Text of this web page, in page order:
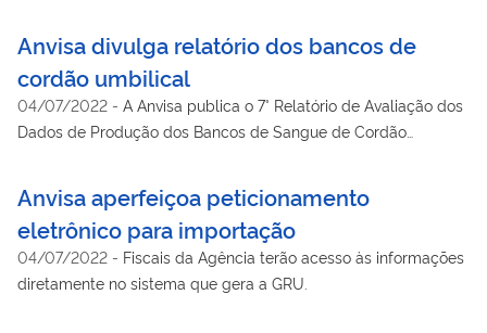
Anvisa divulga relatório dos bancos de
cordão umbilical
04/07/2022 - A Anvisa publica o 7° Relatório de Avaliação dos
Dados de Produção dos Bancos de Sangue de Cordão
Anvisa aperfeiçoa peticionamento
eletrônico para importação
04/07/2022 - Fiscais da Agência terão acesso às informações
diretamente no sistema que gera a GRU.